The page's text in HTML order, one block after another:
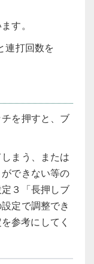
す。
連打回数を
を押すと、ブ
まう、または
できない等の
３「長押しブ
定で調整でき
参考にしてく